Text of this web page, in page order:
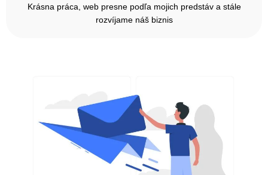
Krásna práca, web presne podľa mojich predstáv a stále
rozvíjame náš biznis